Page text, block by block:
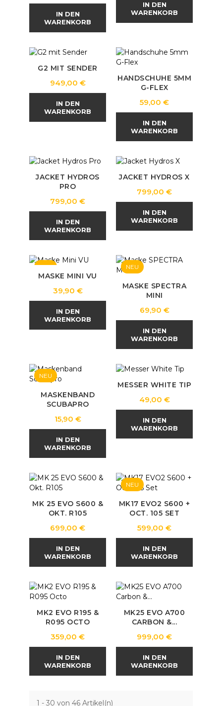
IN DEN
WARENKORB
IN DEN
WARENKORB
G2 MIT SENDER
Preis
949,00 €
IN DEN
WARENKORB
HANDSCHUHE 5MM
G-FLEX
Preis
59,00 €
IN DEN
WARENKORB
JACKET HYDROS
PRO
Preis
799,00 €
IN DEN
WARENKORB
JACKET HYDROS X
Preis
799,00 €
IN DEN
WARENKORB
NEU
MASKE MINI VU
Preis
39,90 €
IN DEN
WARENKORB
NEU
MASKE SPECTRA
MINI
Preis
69,90 €
IN DEN
WARENKORB
NEU
MASKENBAND
SCUBAPRO
Preis
15,90 €
IN DEN
WARENKORB
MESSER WHITE TIP
Preis
49,00 €
IN DEN
WARENKORB
MK 25 EVO S600 &
OKT. R105
Preis
699,00 €
IN DEN
WARENKORB
NEU
MK17 EVO2 S600 +
OCT. 105 SET
Preis
599,00 €
IN DEN
WARENKORB
MK2 EVO R195 &
R095 OCTO
Preis
359,00 €
IN DEN
WARENKORB
MK25 EVO A700
CARBON &...
Preis
999,00 €
IN DEN
WARENKORB
1 - 30 von 46 Artikel(n)